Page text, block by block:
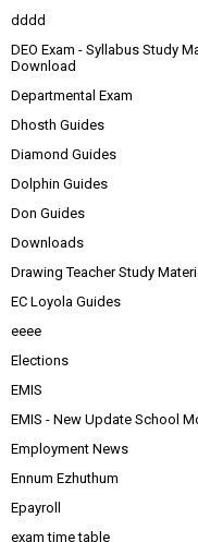
dddd
DEO Exam - Syllabus Study
Download
Departmental Exam
Dhosth Guides
Diamond Guides
Dolphin Guides
Don Guides
Downloads
Drawing Teacher Study
EC Loyola Guides
eeee
Elections
EMIS
EMIS - New Update School
Employment News
Ennum Ezhuthum
Epayroll
exam time table